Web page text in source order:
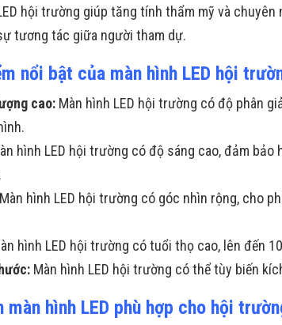
hội trường giúp tăng tính thẩm mỹ và
tương tác giữa người tham dự.
nổi bật của màn hình LED hội
cao: Màn hình LED hội trường có độ phân
hình LED hội trường có độ sáng cao, đảm
Màn hình LED hội trường có góc nhìn rộng, cho
hình LED hội trường có tuổi thọ cao, lên đến
Màn hình LED hội trường có thể tùy biến
màn hình LED phù hợp cho hội